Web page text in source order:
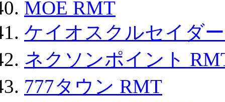
MOE RMT
ケイオスクルセイダ
ネクソンポイント
777タウン RMT